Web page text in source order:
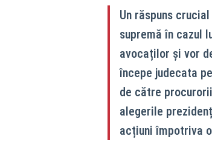
Un răspuns
supremă în cazul
avocaților și vor
începe judecata
de către
alegerile
acțiuni împotriva